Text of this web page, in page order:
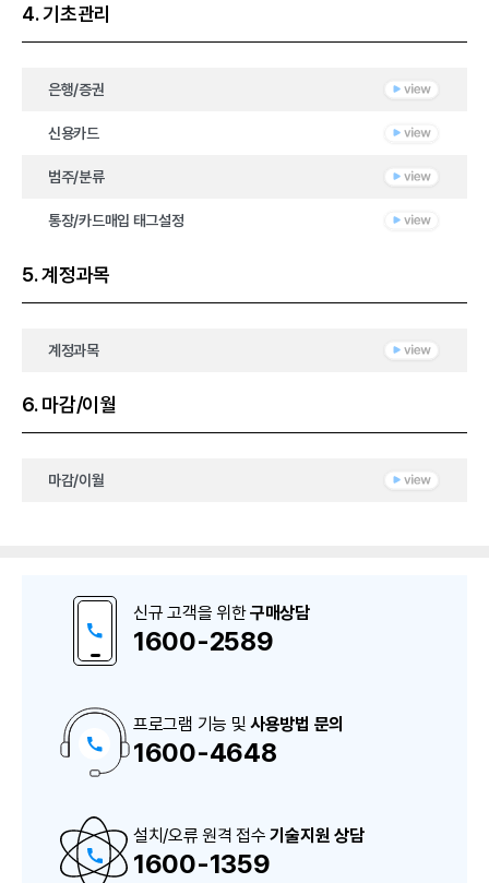
4. 기초관리
은행/증권
신용카드
범주/분류
통장/카드매입 태그설정
5. 계정과목
계정과목
6. 마감/이월
마감/이월
구
매
S
상
담
번
신규 고객을 위한구매상담
1600-2589
프로그램 기능 및 사용방법 문의
1600-4648
설치/오류 원격 접수기술지원 상담
1600-1359